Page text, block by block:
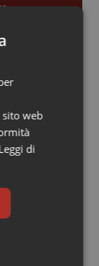
nuovi
team
web
di